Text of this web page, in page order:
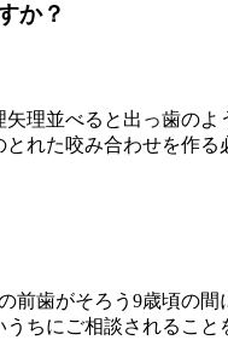
か？
理並べると出っ歯の
れた咬み合わせを作る
前歯がそろう9歳頃の
ちにご相談されること